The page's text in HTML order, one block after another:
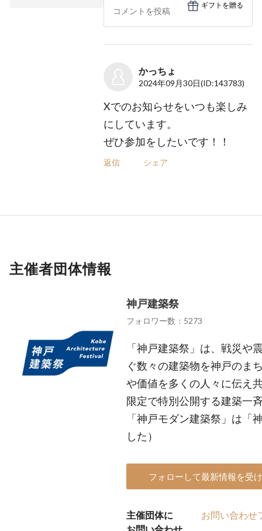
ギフトを贈る
かっちょ
2024年09月30日(ID:143783)
Xでのお知らせをいつも楽しみ
にしています。
ぜひ参加をしたいです！！
返信 シェア
主催者団体情報
神戸建築祭
フォロワー数：5273
「神戸建築祭」は、戦災や
ぐ数々の建築物を神戸のま
や価値を多くの人々に伝え
限定で特別公開する建築一
「神戸モダン建築祭」は「
した）
フォローして最新情報を受
主催団体に
お問い合わせ